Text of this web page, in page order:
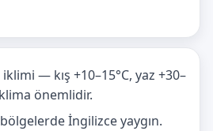
iklimi — kış +10–15°C, yaz +30–
önemlidir.
İngilizce yaygın.